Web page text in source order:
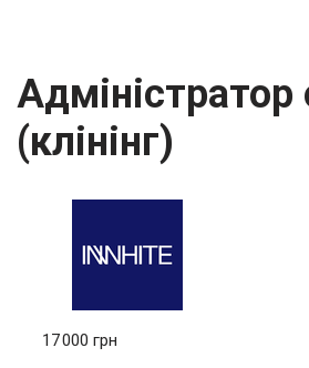
Адміністратор
(клінінг)
17 000 грн